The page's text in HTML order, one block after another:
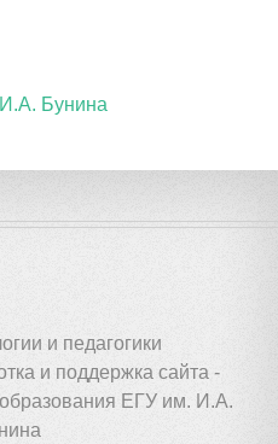
Бунина
и педагогики
и поддержка сайта -
ЕГУ им. И.А.